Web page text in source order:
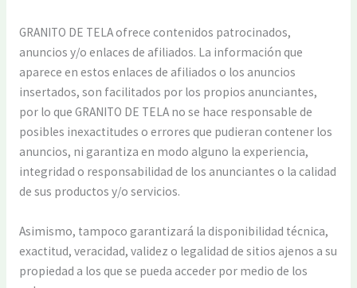
GRANITO DE TELA ofrece contenidos patrocinados,
anuncios y/o enlaces de afiliados. La información que
aparece en estos enlaces de afiliados o los anuncios
insertados, son facilitados por los propios anunciantes,
por lo que GRANITO DE TELA no se hace responsable de
posibles inexactitudes o errores que pudieran contener los
anuncios, ni garantiza en modo alguno la experiencia,
integridad o responsabilidad de los anunciantes o la calidad
de sus productos y/o servicios.
Asimismo, tampoco garantizará la disponibilidad técnica,
exactitud, veracidad, validez o legalidad de sitios ajenos a su
propiedad a los que se pueda acceder por medio de los